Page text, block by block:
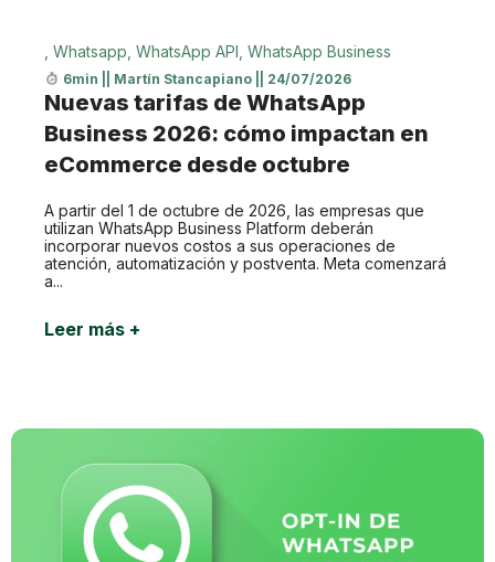
Whatsapp WhatsApp API WhatsApp Business
6min Martín Stancapiano 24/07/2026
Nuevas tarifas de WhatsApp
Business 2026: cómo impactan en
eCommerce desde octubre
A partir del 1 de octubre de 2026, las empresas que
utilizan WhatsApp Business Platform deberán
incorporar nuevos costos a sus operaciones de
atención, automatización y postventa. Meta comenzará
a...
Leer más +